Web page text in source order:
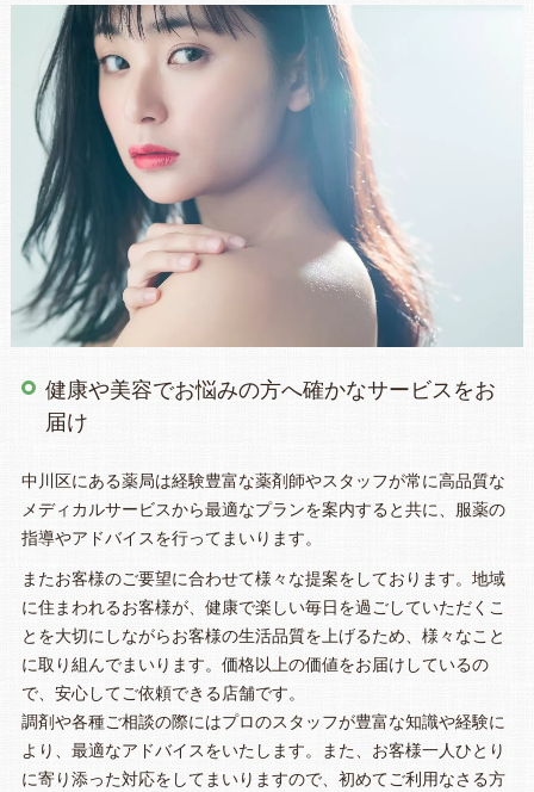
健康や美容でお悩みの方へ確かなサービスをお
届け
中川区にある薬局は経験豊富な薬剤師やスタッフが常に高品質な
メディカルサービスから最適なプランを案内すると共に、服薬の
指導やアドバイスを行ってまいります。
またお客様のご要望に合わせて様々な提案をしております。地域
に住まわれるお客様が、健康で楽しい毎日を過ごしていただくこ
とを大切にしながらお客様の生活品質を上げるため、様々なこと
に取り組んでまいります。価格以上の価値をお届けしているの
で、安心してご依頼できる店舗です。
調剤や各種ご相談の際にはプロのスタッフが豊富な知識や経験に
より、最適なアドバイスをいたします。また、お客様一人ひとり
に寄り添った対応をしてまいりますので、初めてご利用なさる方